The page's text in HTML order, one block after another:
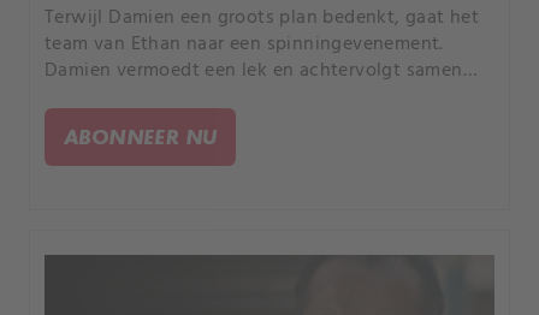
Terwijl Damien een groots plan bedenkt, gaat het
team van Ethan naar een spinningevenement.
Damien vermoedt een lek en achtervolgt samen
ABONNEER NU